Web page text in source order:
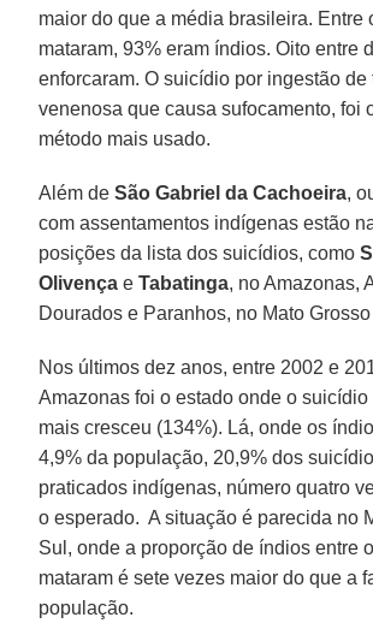
maior do que a média brasileira. Entre
mataram, 93% eram índios. Oito entre
enforcaram. O suicídio por ingestão de
venenosa que causa sufocamento, foi
método mais usado.
Além de São Gabriel da Cachoeira,
com assentamentos indígenas estão
posições da lista dos suicídios, como
Olivença eTabatinga, no Amazonas,
Dourados e Paranhos, no Mato
Nos últimos dez anos, entre 2002 e
Amazonas foi o estado onde o
mais cresceu (134%). Lá, onde os
4,9% da população, 20,9% dos
praticados indígenas, número quatro
o esperado. A situação é parecida no
Sul, onde a proporção de índios entre
mataram é sete vezes maior do que a
população.